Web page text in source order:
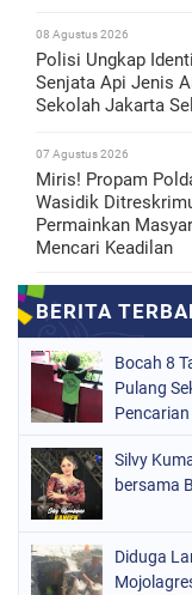
08 Agustus 2026
Polisi Ungkap
Senjata Api Jenis
Sekolah Jakarta
07 Agustus 2026
Miris! Propam
Wasidik
Permainkan
Mencari Keadilan
‎Bocah 8
Pulang
Pencarian ‎
Silvy
bersama
Diduga